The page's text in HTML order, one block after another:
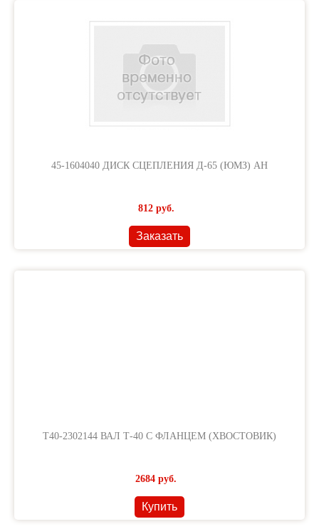
45-1604040 ДИСК СЦЕПЛЕНИЯ Д-65 (ЮМЗ) АН
812 руб.
Заказать
Т40-2302144 ВАЛ Т-40 С ФЛАНЦЕМ (ХВОСТОВИК)
2684 руб.
Купить